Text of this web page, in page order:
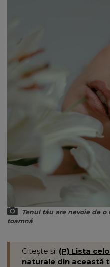
Tenul tău are nevoie de
toamnă
Citește și: (P) Lista
naturale din această